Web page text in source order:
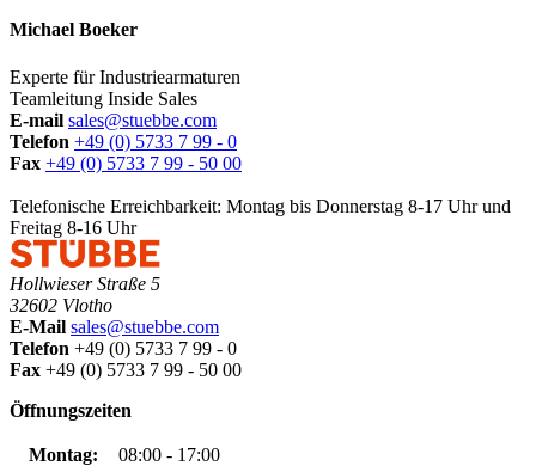
Michael Boeker
Experte für Industriearmaturen
Teamleitung Inside Sales
E-mail sales@stuebbe.com
Telefon +49 (0) 5733 7 99 - 0
Fax +49 (0) 5733 7 99 - 50 00
Telefonische Erreichbarkeit: Montag bis Donnerstag 8-17 Uhr und
Freitag 8-16 Uhr
Hollwieser Straße 5
32602 Vlotho
E-Mail sales@stuebbe.com
Telefon +49 (0) 5733 7 99 - 0
Fax +49 (0) 5733 7 99 - 50 00
Öffnungszeiten
Montag:
08:00 - 17:00